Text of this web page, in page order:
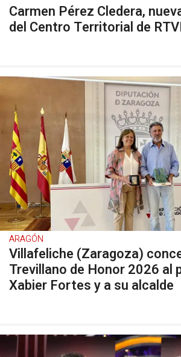
Carmen Pérez Cledera,
del Centro Territorial de
ARAGÓN
Villafeliche (Zaragoza)
Trevillano de Honor 2026 al
Xabier Fortes y a su alcalde